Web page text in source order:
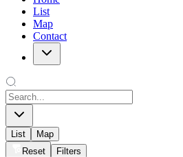
List
Map
Contact
List
Map
Reset
Filters